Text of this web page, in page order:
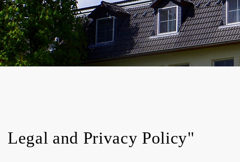
Legal and Privacy Policy"